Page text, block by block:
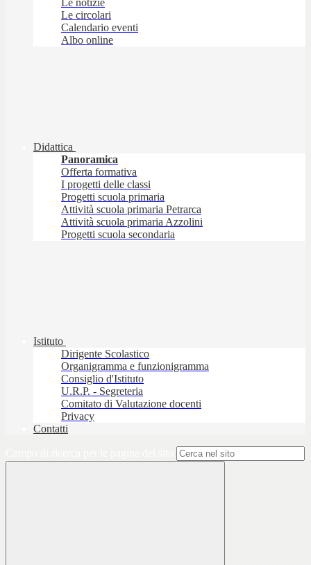
Le notizie
Le circolari
Calendario eventi
Albo online
Didattica
Panoramica
Offerta formativa
I progetti delle classi
Progetti scuola primaria
Attività scuola primaria Petrarca
Attività scuola primaria Azzolini
Progetti scuola secondaria
Istituto
Dirigente Scolastico
Organigramma e funzionigramma
Consiglio d'Istituto
U.R.P. - Segreteria
Comitato di Valutazione docenti
Privacy
Contatti